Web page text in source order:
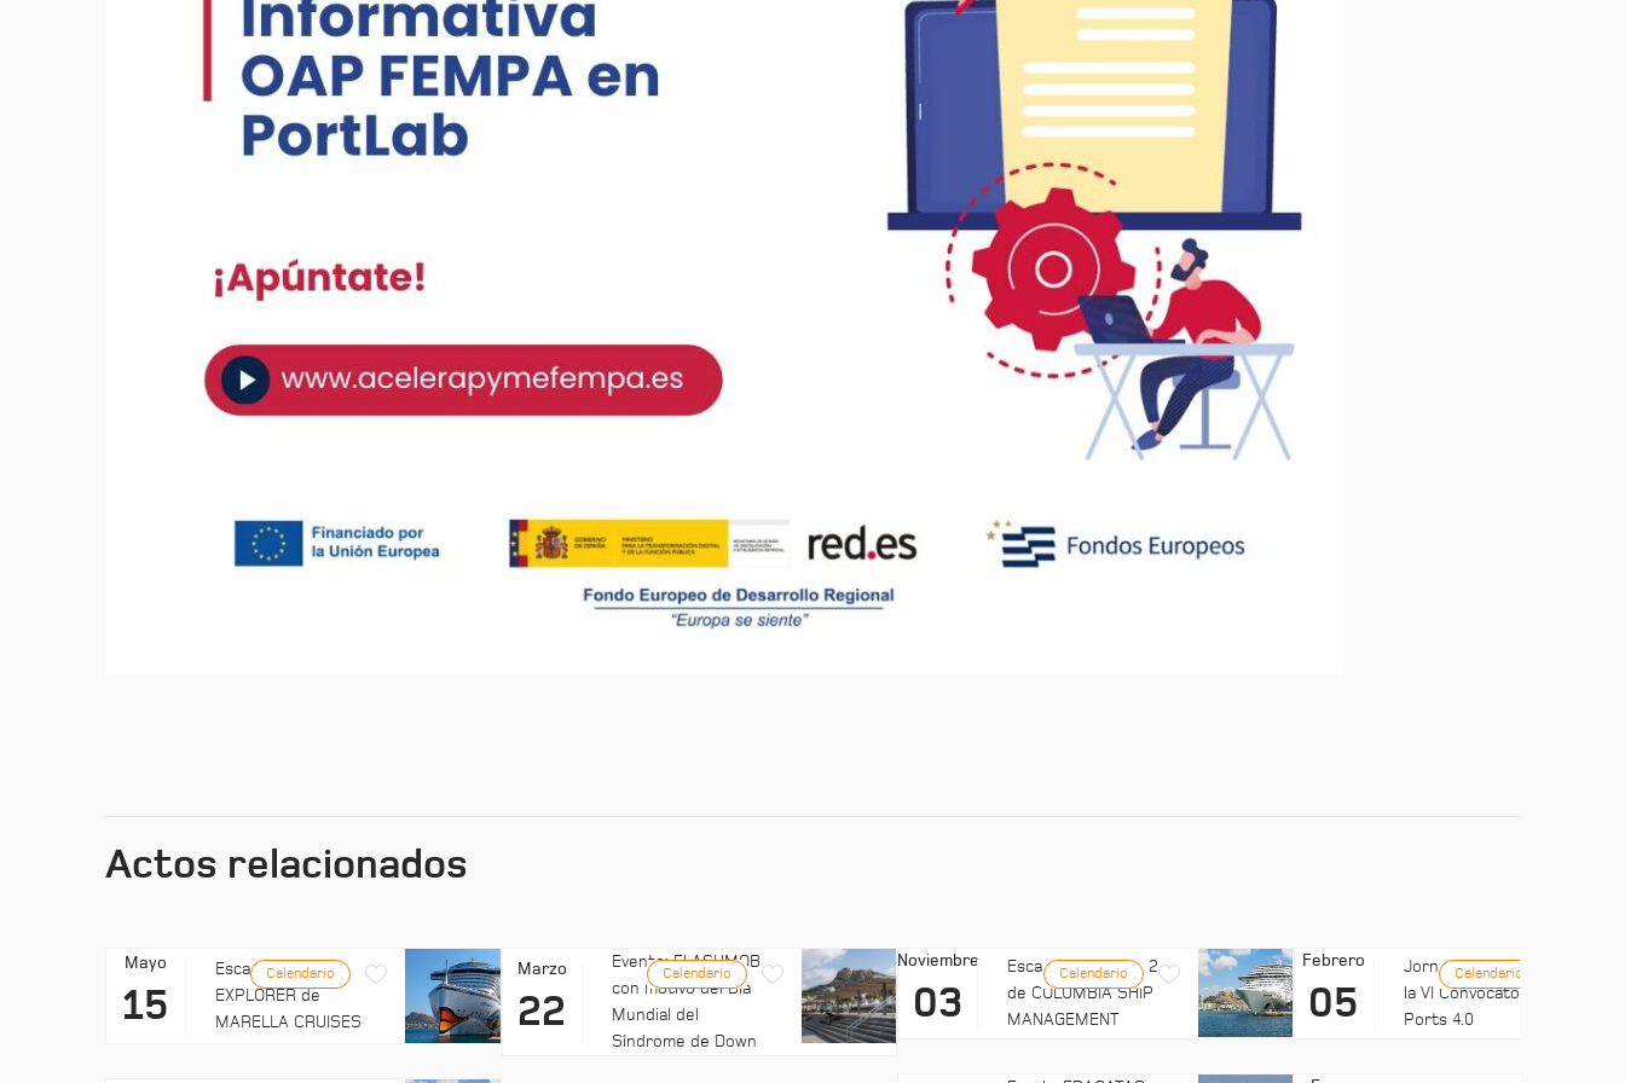
Actos relacionados
Mayo
15
Escala: MARELLA
EXPLORER de
MARELLA CRUISES
Calendario Marzo
22
Evento: FLASHMOB
con motivo del Día
Mundial del
Síndrome de Down
Calendario
Noviembre
03
Escala: CLUB MED 2
de COLUMBIA SHIP
MANAGEMENT
Calendario
Febrero
05
Jornada: Difusión de
la VI Convocatoria de
Ports 4.0
Calendario